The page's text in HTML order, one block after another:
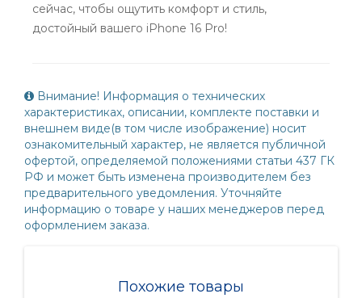
сейчас, чтобы ощутить комфорт и стиль,
достойный вашего iPhone 16 Pro!
Внимание! Информация о технических
характеристиках, описании, комплекте поставки и
внешнем виде(в том числе изображение) носит
ознакомительный характер, не является публичной
офертой, определяемой положениями статьи 437 ГК
РФ и может быть изменена производителем без
предварительного уведомления. Уточняйте
информацию о товаре у наших менеджеров перед
оформлением заказа.
Похожие товары